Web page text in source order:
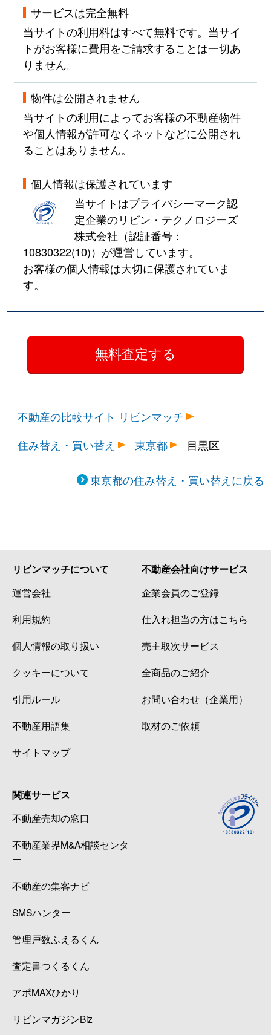
サービスは完全無料
当サイトの利用料はすべて無料です。当サイ
トがお客様に費用をご請求することは一切あ
りません。
物件は公開されません
当サイトの利用によってお客様の不動産物件
や個人情報が許可なくネットなどに公開され
ることはありません。
個人情報は保護されています
当サイトはプライバシーマーク認
定企業のリビン・テクノロジーズ
株式会社（認証番号：
10830322(10)）が運営しています。
お客様の個人情報は大切に保護されていま
す。
不動産の比較サイト リビンマッチ
住み替え・買い替え
東京都 目黒区
東京都の住み替え・買い替えに戻る
リビンマッチについて
運営会社
利用規約
個人情報の取り扱い
クッキーについて
引用ルール
不動産用語集
サイトマップ
不動産会社向けサービス
企業会員のご登録
仕入れ担当の方はこちら
売主取次サービス
全商品のご紹介
お問い合わせ（企業用）
取材のご依頼
関連サービス
不動産売却の窓口
不動産業界M&A相談センタ
ー
不動産の集客ナビ
SMSハンター
管理戸数ふえるくん
査定書つくるくん
アポMAXひかり
リビンマガジンBiz